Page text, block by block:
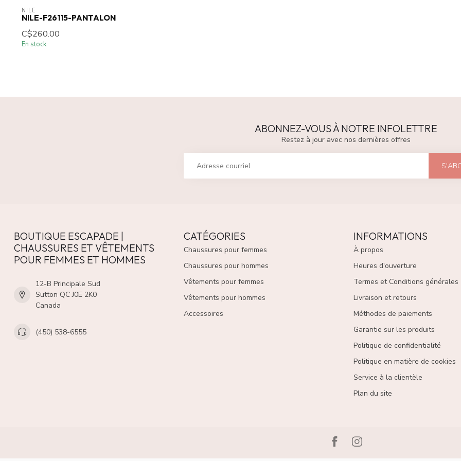
NILE
NILE-F26115-PANTALON
C$260.00
En stock
ABONNEZ-VOUS À NOTRE INFOLETTRE
Restez à jour avec nos dernières offres
BOUTIQUE ESCAPADE |
CHAUSSURES ET VÊTEMENTS
POUR FEMMES ET HOMMES
12-B Principale Sud
Sutton QC J0E 2K0
Canada
(450) 538-6555
CATÉGORIES
Chaussures pour femmes
Chaussures pour hommes
Vêtements pour femmes
Vêtements pour hommes
Accessoires
INFORMATIONS
À propos
Heures d'ouverture
Termes et Conditions générales
Livraison et retours
Méthodes de paiements
Garantie sur les produits
Politique de confidentialité
Politique en matière de cookies
Service à la clientèle
Plan du site